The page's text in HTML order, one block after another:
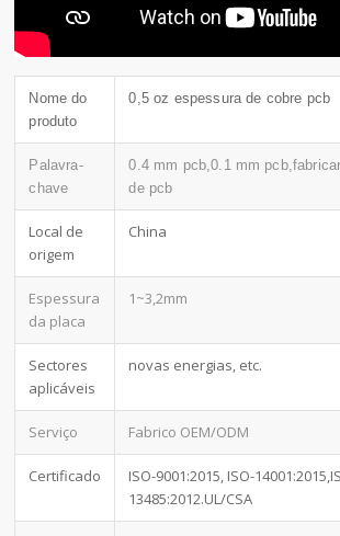
Nome do
produto
0,5 oz espessura de cobre pcb
Palavra-
chave
0.4 mm pcb,0.1 mm
de pcb
Local de
origem
China
Espessura
da placa
1~3,2mm
Sectores
aplicáveis
novas energias, etc.
Serviço Fabrico OEM/ODM
Certificado
ISO-9001:2015, ISO-
13485:2012.UL/CSA